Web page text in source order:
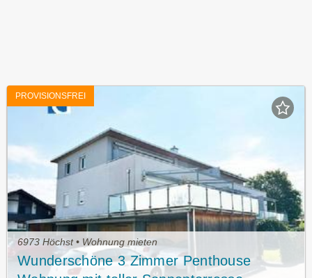
PROVISIONSFREI
6973 Höchst • Wohnung mieten
Wunderschöne 3 Zimmer Penthouse